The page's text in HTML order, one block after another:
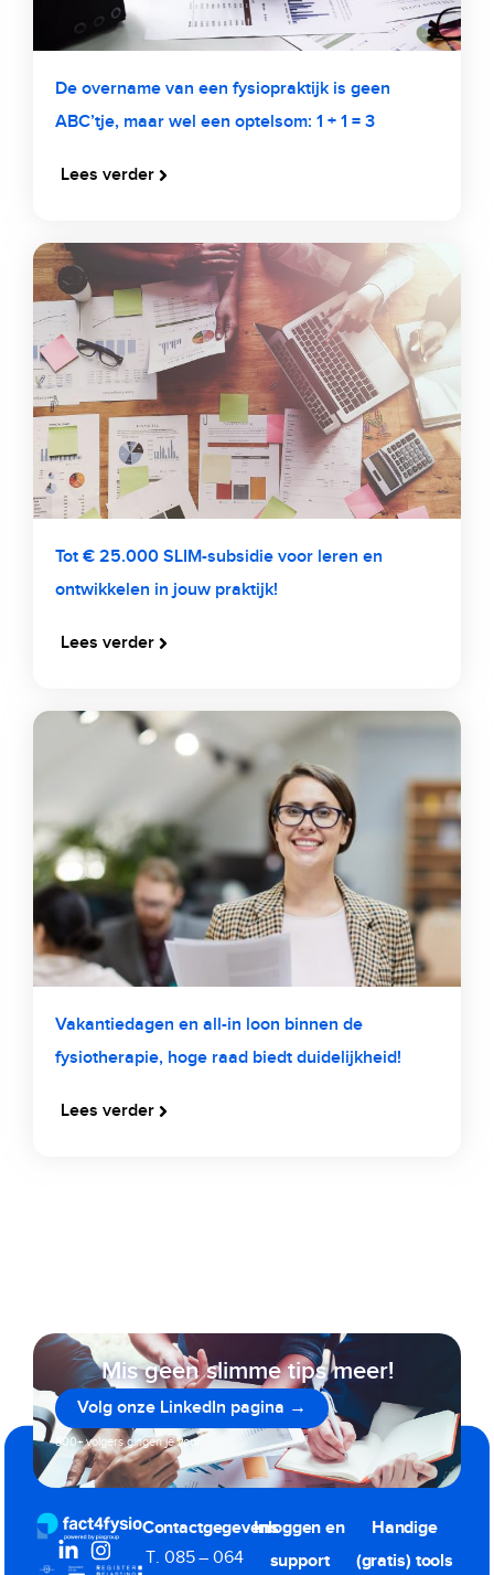
De overname van een fysiopraktijk is geen
ABC’tje, maar wel een optelsom: 1 + 1 = 3
Lees verder
Tot € 25.000 SLIM-subsidie voor leren en
ontwikkelen in jouw praktijk!
Lees verder
Vakantiedagen en all-in loon binnen de
fysiotherapie, hoge raad biedt duidelijkheid!
Lees verder
Mis geen slimme tips meer!
Volg onze LinkedIn pagina →
800+ volgers gingen je voor
Contactgegevens
T. 085 – 064
Inloggen en
support
Handige
(gratis) tools